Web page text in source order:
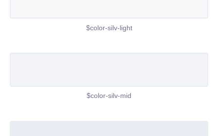
$color-silv-light
$color-silv-mid